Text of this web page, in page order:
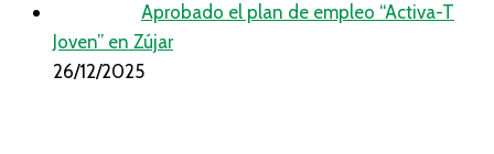
Aprobado el plan de empleo “Activa-T
Joven” en Zújar
26/12/2025